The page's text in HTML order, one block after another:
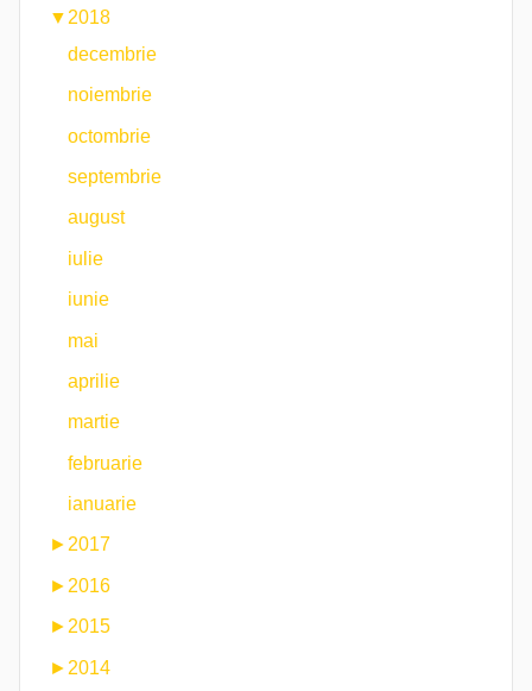
▼ 2018
decembrie
noiembrie
octombrie
septembrie
august
iulie
iunie
mai
aprilie
martie
februarie
ianuarie
►2017
► 2016
► 2015
► 2014